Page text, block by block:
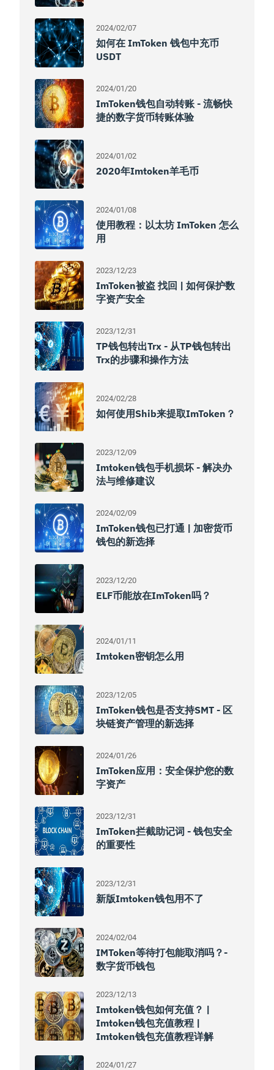
2024/02/07
如何在 ImToken 钱包中充币
USDT
2024/01/20
ImToken钱包自动转账 - 流畅快
捷的数字货币转账体验
2024/01/02
2020年imtoken羊毛币
2024/01/08
使用教程：以太坊 ImToken 怎么
用
2023/12/23
ImToken被盗 找回 | 如何保护数
字资产安全
2023/12/31
TP钱包转出trx - 从TP钱包转出
Trx的步骤和操作方法
2024/02/28
如何使用shib来提取imToken？
2023/12/09
Imtoken钱包手机损坏 - 解决办
法与维修建议
2024/02/09
ImToken钱包已打通 | 加密货币
钱包的新选择
2023/12/20
ELF币能放在imToken吗？
2024/01/11
Imtoken密钥怎么用
2023/12/05
ImToken钱包是否支持SMT - 区
块链资产管理的新选择
2024/01/26
ImToken应用：安全保护您的数
字资产
2023/12/31
ImToken拦截助记词 - 钱包安全
的重要性
2023/12/31
新版imtoken钱包用不了
2024/02/04
IMToken等待打包能取消吗？-
数字货币钱包
2023/12/13
Imtoken钱包如何充值？ |
Imtoken钱包充值教程 |
Imtoken钱包充值教程详解
2024/01/27